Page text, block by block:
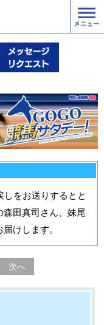
をお送りするとと
森田真司さん、妹尾
けします。
次へ